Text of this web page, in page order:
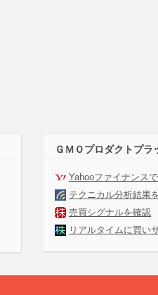
ＧＭＯプロダクトプラ
Yahooファイナンス
テクニカル分析結果
売買シグナルを確認
リアルタイムに買い